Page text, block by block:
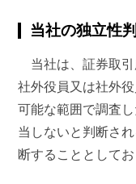
当社の独立性
当社は、証券取引
社外役員又は社外
可能な範囲で調査
当しないと判断さ
断することとしてお